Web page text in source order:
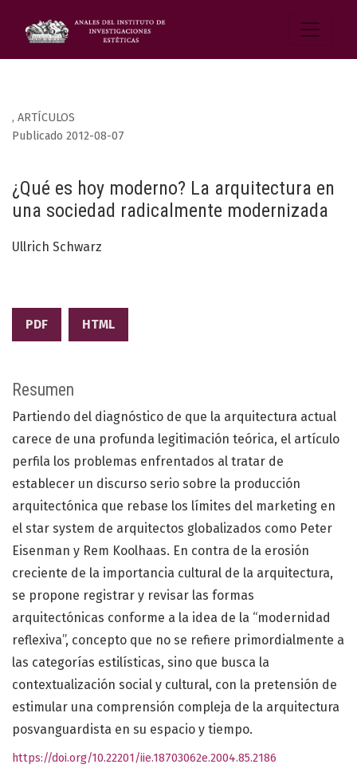
, ARTÍCULOS
¿Qué es hoy moderno? La arquitectura en
una sociedad radicalmente modernizada
Publicado 2012-08-07
Ullrich Schwarz
PDF HTML
Resumen
Partiendo del diagnóstico de que la arquitectura actual
carece de una profunda legitimación teórica, el artículo
perfila los problemas enfrentados al tratar de
establecer un discurso serio sobre la producción
arquitectónica que rebase los límites del marketing en
el star system de arquitectos globalizados como Peter
Eisenman y Rem Koolhaas. En contra de la erosión
creciente de la importancia cultural de la arquitectura,
se propone registrar y revisar las formas
arquitectónicas conforme a la idea de la “modernidad
reflexiva”, concepto que no se refiere primordialmente a
las categorías estilísticas, sino que busca la
contextualización social y cultural, con la pretensión de
estimular una comprensión compleja de la arquitectura
posvanguardista en su espacio y tiempo.
https://doi.org/10.22201/iie.18703062e.2004.85.2186